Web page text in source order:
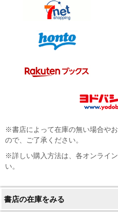
※書店によって在庫の無い場合や
ので、ご了承ください。
※詳しい購入方法は、各オンライ
い。
書店の在庫をみる